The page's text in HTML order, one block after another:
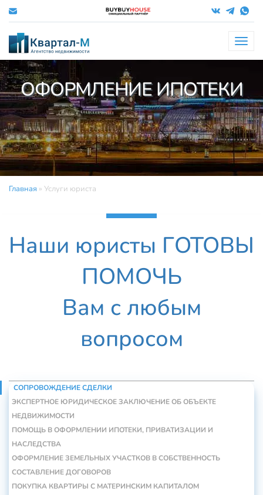
Меню
ОФОРМЛЕНИЕ
НАСЛЕДСТВА
Главная » Услуги юриста
Наши юристы ГОТОВЫ
ПОМОЧЬ
Вам с любым
вопросом
СОПРОВОЖДЕНИЕ СДЕЛКИ
ЭКСПЕРТНОЕ ЮРИДИЧЕСКОЕ ЗАКЛЮЧЕНИЕ ОБ ОБЪЕКТЕ
НЕДВИЖИМОСТИ
ПОМОЩЬ В ОФОРМЛЕНИИ ИПОТЕКИ, ПРИВАТИЗАЦИИ И
НАСЛЕДСТВА
ОФОРМЛЕНИЕ ЗЕМЕЛЬНЫХ УЧАСТКОВ В СОБСТВЕННОСТЬ
СОСТАВЛЕНИЕ ДОГОВОРОВ
ПОКУПКА КВАРТИРЫ С МАТЕРИНСКИМ КАПИТАЛОМ